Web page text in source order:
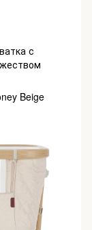
с
Beige